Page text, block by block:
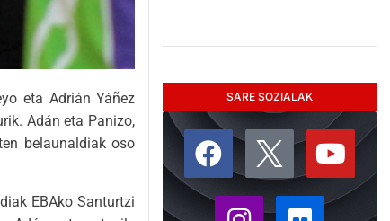
eta Adrián Yáñez
Adán eta Panizo,
belaunaldiak oso
EBAko Santurtzi
SARE SOZIALAK